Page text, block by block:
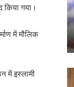
गया।
में मौलिक
में इस्लामी